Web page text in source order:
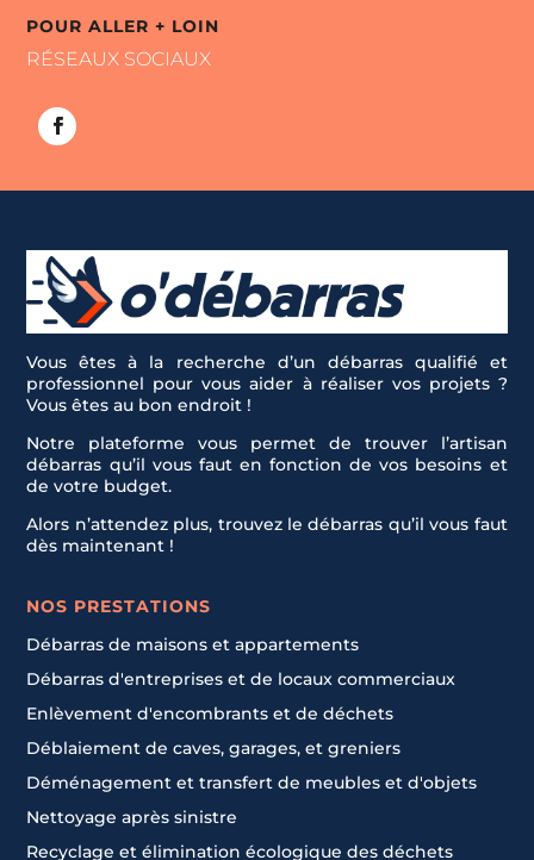
POUR ALLER + LOIN
RÉSEAUX SOCIAUX
Vous êtes à la recherche d’un débarras qualifié et
professionnel pour vous aider à réaliser vos projets ?
Vous êtes au bon endroit !
Notre plateforme vous permet de trouver l’artisan
débarras qu’il vous faut en fonction de vos besoins et
de votre budget.
Alors n’attendez plus, trouvez le débarras qu’il vous faut
dès maintenant !
NOS PRESTATIONS
Débarras de maisons et appartements
Débarras d'entreprises et de locaux commerciaux
Enlèvement d'encombrants et de déchets
Déblaiement de caves, garages, et greniers
Déménagement et transfert de meubles et d'objets
Nettoyage après sinistre
Recyclage et élimination écologique des déchets